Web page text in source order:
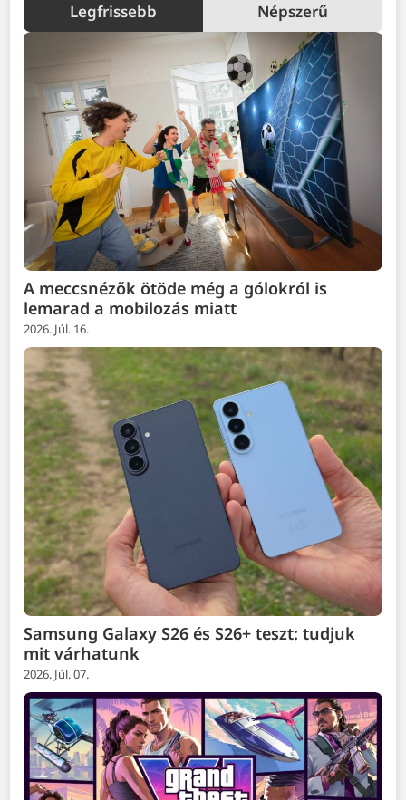
Legfrissebb Népszerű
A meccsnézők ötöde még a gólokról is
lemarad a mobilozás miatt
2026. Júl. 16.
Samsung Galaxy S26 és S26+ teszt: tudjuk
mit várhatunk
2026. Júl. 07.